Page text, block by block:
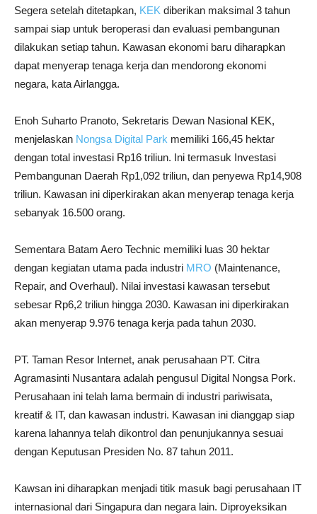
Segera setelah ditetapkan, KEK diberikan maksimal 3 tahun
sampai siap untuk beroperasi dan evaluasi pembangunan
dilakukan setiap tahun. Kawasan ekonomi baru diharapkan
dapat menyerap tenaga kerja dan mendorong ekonomi
negara, kata Airlangga.
Enoh Suharto Pranoto, Sekretaris Dewan Nasional KEK,
menjelaskan Nongsa Digital Park memiliki 166,45 hektar
dengan total investasi Rp16 triliun. Ini termasuk Investasi
Pembangunan Daerah Rp1,092 triliun, dan penyewa Rp14,908
triliun. Kawasan ini diperkirakan akan menyerap tenaga kerja
sebanyak 16.500 orang.
Sementara Batam Aero Technic memiliki luas 30 hektar
dengan kegiatan utama pada industri MRO (Maintenance,
Repair, and Overhaul). Nilai investasi kawasan tersebut
sebesar Rp6,2 triliun hingga 2030. Kawasan ini diperkirakan
akan menyerap 9.976 tenaga kerja pada tahun 2030.
PT. Taman Resor Internet, anak perusahaan PT. Citra
Agramasinti Nusantara adalah pengusul Digital Nongsa Pork.
Perusahaan ini telah lama bermain di industri pariwisata,
kreatif & IT, dan kawasan industri. Kawasan ini dianggap siap
karena lahannya telah dikontrol dan penunjukannya sesuai
dengan Keputusan Presiden No. 87 tahun 2011.
Kawsan ini diharapkan menjadi titik masuk bagi perusahaan IT
internasional dari Singapura dan negara lain. Diproyeksikan